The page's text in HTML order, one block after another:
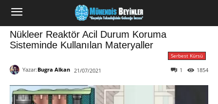
Nükleer Reaktör Acil Durum Koruma
Sisteminde Kullanılan Materyaller
Serbest Kürsü
Yazar: Bugra Alkan 21/07/2021 1854
1